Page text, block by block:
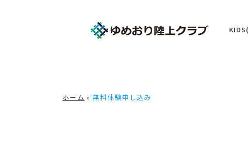
ホーム » 無料体験申し込み